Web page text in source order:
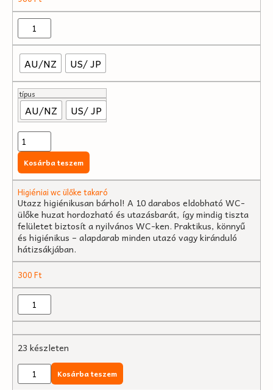
AU/NZ US/ JP
típus
AU/NZ US/ JP
Kosárba teszem
Higiéniai wc ülőke takaró
Utazz higiénikusan bárhol! A 10 darabos eldobható WC-
ülőke huzat hordozható és utazásbarát, így mindig tiszta
felületet biztosít a nyilvános WC-ken. Praktikus, könnyű
és higiénikus – alapdarab minden utazó vagy kiránduló
hátizsákjában.
300Ft
23 készleten
Kosárba teszem